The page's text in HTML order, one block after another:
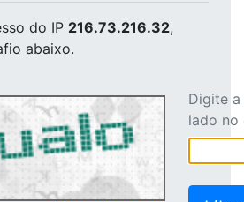
do IP 216.73.216.32,
abaixo.
Digite
lado no